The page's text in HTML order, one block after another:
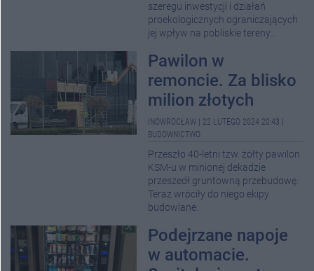
szeregu inwestycji i działań
proekologicznych ograniczających
jej wpływ na pobliskie tereny...
Pawilon w
remoncie. Za blisko
milion złotych
INOWROCŁAW 22 LUTEGO 2024 20:43
BUDOWNICTWO
Przeszło 40-letni tzw. żółty pawilon
KSM-u w minionej dekadzie
przeszedł gruntowną przebudowę.
Teraz wróciły do niego ekipy
budowlane.
Podejrzane napoje
w automacie.